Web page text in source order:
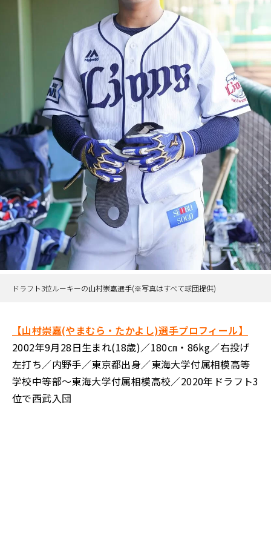
ドラフト3位ルーキーの山村崇嘉選手(※写真はすべて球団提供)
【山村崇嘉(やまむら・たかよし)選手プロフィール】
2002年9月28日生まれ(18歳)／180㎝・86kg／右投げ
左打ち／内野手／東京都出身／東海大学付属相模高等
学校中等部～東海大学付属相模高校／2020年ドラフト3
位で西武入団